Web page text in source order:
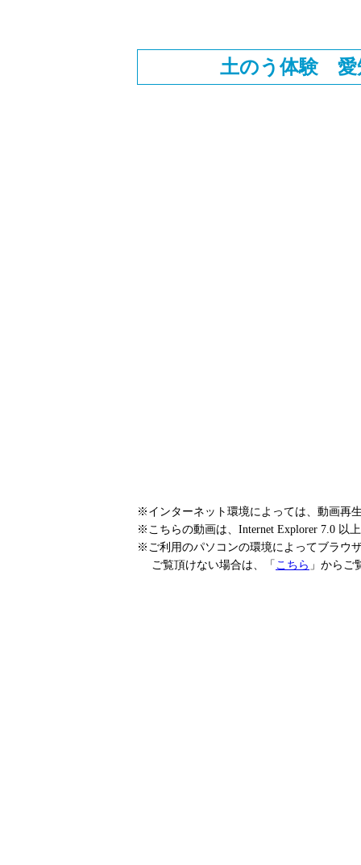
土のう体験 愛
※インターネット環境によっては、動画再
※こちらの動画は、Internet Explorer 7.0 以
※ご利用のパソコンの環境によってブラウ
ご覧頂けない場合は、「 こちら 」からご